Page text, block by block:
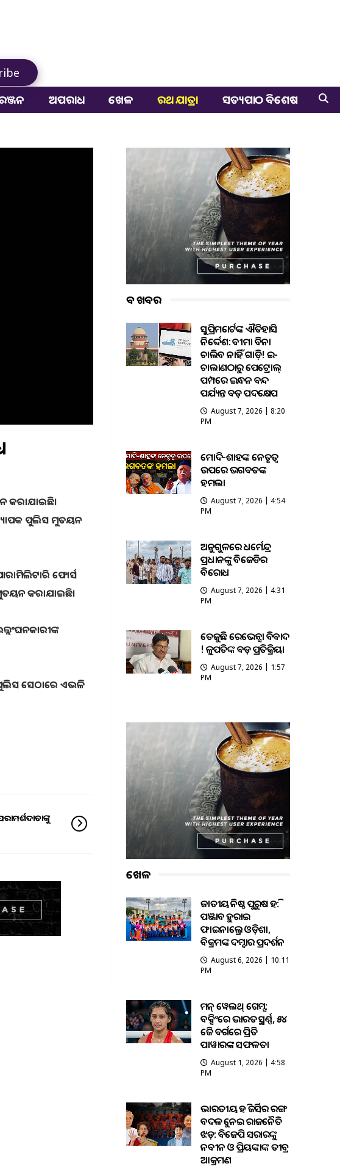
ଅପରାଧ ଖେଳ ରଥ ଯାତ୍ରା ସତ୍ୟପାଠ ବିଶେଷ
କରାଯାଇଛି।
ବ୍ୟାପକ ପୁଲିସ ମୁତୟନ
ଫୋର୍ସ
କରାଯାଇଛି।
ପୁଲିସ ସେଠାରେ ଏଭଳି
ବଡ ଖବର
ସୁପ୍ରିମକୋର୍ଟଙ୍କ ଐତିହାସିକ
ନିର୍ଦ୍ଦେଶ: ବୀମା ବିନା
ଚାଲିବ ନାହିଁ ଗାଡ଼ି! ଇ-
ଚାଲାଣଠାରୁ ପେଟ୍ରୋଲ୍
ପମ୍ପରେ ଇନ୍ଧନ ବନ୍ଦ
ପର୍ଯ୍ୟନ୍ତ ବଡ଼ ପଦକ୍ଷେପ
August 7, 2026 | 8:20
PM
ମୋଦି-ଶାହଙ୍କ ନେତୃତ୍ୱ
ଉପରେ ଭଗବତଙ୍କ
ହମଲା
August 7, 2026 | 4:54
PM
ଅନୁଗୁଳରେ ଧର୍ମେନ୍ଦ୍ର
ପ୍ରଧାନଙ୍କୁ ବିଜେଡିର
ବିରୋଧ
August 7, 2026 | 4:31
PM
ତେଜୁଛି ରେଭେନ୍ସା ବିବାଦ
! କୁଳପତିଙ୍କ ବଡ଼ ପ୍ରତିକ୍ରିୟା
August 7, 2026 | 1:57
PM
ଖେଳ
ଜାତୀୟ କନିଷ୍ଠ ପୁରୁଷ ହକି:
ପଞ୍ଜାବକୁ ହରାଇ
ଫାଇନାଲ୍ରେ ଓଡ଼ିଶା,
ବିକ୍ରମଙ୍କ ଦମ୍ଦାର ପ୍ରଦର୍ଶନ
August 6, 2026 | 10:11
PM
କମନ୍ ୱେଲଥ୍ ଗେମ୍ସ:
ବକ୍ସିଂରେ ଭାରତକୁ ସ୍ବର୍ଣ୍ଣ, ୫୪
କେଜି ବର୍ଗରେ ପ୍ରିତି
ପାୱାରଙ୍କ ସଫଳତା
August 1, 2026 | 4:58
PM
ଭାରତୀୟ ହକି ଜର୍ସିର ରଙ୍ଗ
ବଦଳକୁ ନେଇ ରାଜନୈତିକ
ଝଡ଼: ବିଜେପି ସରକାରଙ୍କୁ
ନବୀନ ଓ ପ୍ରିୟଙ୍କାଙ୍କ ତୀବ୍ର
ଆକ୍ରମଣ